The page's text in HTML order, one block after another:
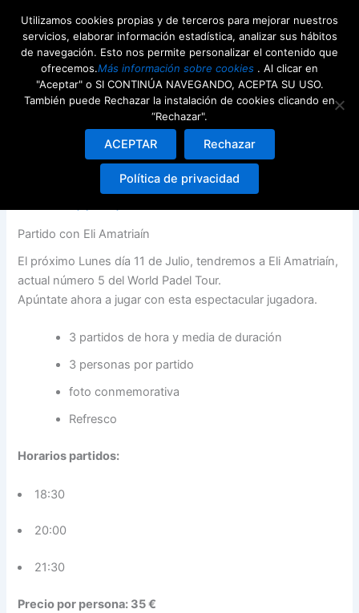
contenido
Juega con Eli Amatriaín –
Estrella World Padel Tour
Partido con Eli Amatriaín
El próximo Lunes día 11 de Julio, tendremos a Eli Amatriaín,
actual número 5 del World Padel Tour.
Apúntate ahora a jugar con esta espectacular jugadora.
3 partidos de hora y media de duración
3 personas por partido
foto conmemorativa
Refresco
Horarios partidos:
18:30
20:00
21:30
Precio por persona: 35 €
Utilizamos cookies propias y de terceros para mejorar nuestros
servicios, elaborar información estadística, analizar sus hábitos
de navegación. Esto nos permite personalizar el contenido que
ofrecemos.Más información sobre cookies . Al clicar en
"Aceptar" o SI CONTINÚA NAVEGANDO, ACEPTA SU USO.
También puede Rechazar la instalación de cookies clicando en
“Rechazar".
ACEPTAR Rechazar
Política de privacidad